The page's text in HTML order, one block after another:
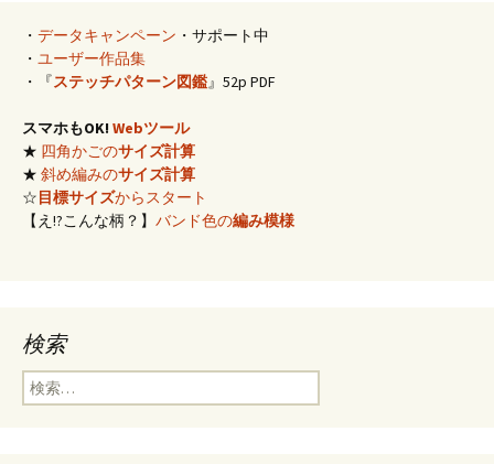
・ データキャンペーン ・サポート中
・ ユーザー作品集
・『ステッチパターン図鑑』52p PDF
スマホもOK! Webツール
★ 四角かごのサイズ計算
★ 斜め編みのサイズ計算
☆目標サイズからスタート
【え!?こんな柄？】 バンド色の編み模様
検索
検
索: